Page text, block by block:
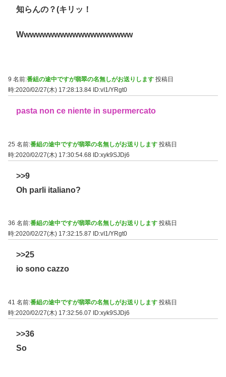
知らんの？(キリッ！
Wwwwwwwwwwwwwwwwwww
9 名前:番組の途中ですが翡翠の名無しがお送りします 投稿日
時:2020/02/27(木) 17:28:13.84 ID:vI1/YRgt0
pasta non ce niente in supermercato
25 名前:番組の途中ですが翡翠の名無しがお送りします 投稿日
時:2020/02/27(木) 17:30:54.68 ID:xyk9SJDj6
>>9
Oh parli italiano?
36 名前:番組の途中ですが翡翠の名無しがお送りします 投稿日
時:2020/02/27(木) 17:32:15.87
ID:vI1/YRgt0
>>25
io sono cazzo
41 名前:番組の途中ですが翡翠の名無しがお送りします 投稿日
時:2020/02/27(木) 17:32:56.07 ID:xyk9SJDj6
>>36
So